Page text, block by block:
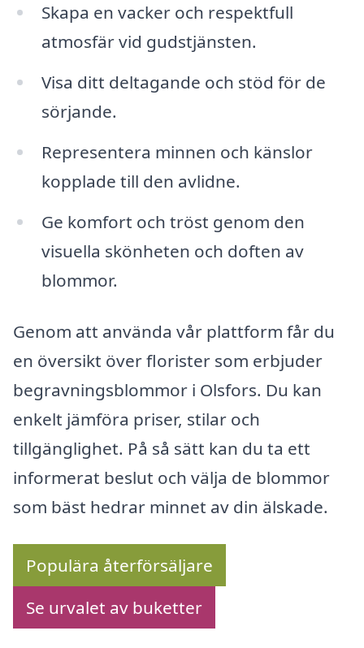
Skapa en vacker och respektfull
atmosfär vid gudstjänsten.
Visa ditt deltagande och stöd för de
sörjande.
Representera minnen och känslor
kopplade till den avlidne.
Ge komfort och tröst genom den
visuella skönheten och doften av
blommor.
Genom att använda vår plattform får du
en översikt över florister som erbjuder
begravningsblommor i Olsfors. Du kan
enkelt jämföra priser, stilar och
tillgänglighet. På så sätt kan du ta ett
informerat beslut och välja de blommor
som bäst hedrar minnet av din älskade.
Populära återförsäljare
Se urvalet av buketter